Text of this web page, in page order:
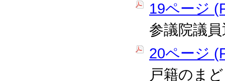
19ページ
参議院議
20ページ
戸籍のま